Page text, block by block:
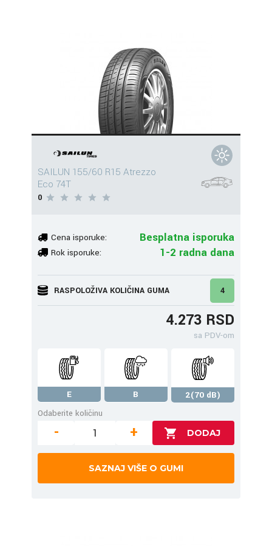
SAILUN 155/60 R15 Atrezzo
Eco 74T
0
Cena isporuke: Besplatna isporuka
Rok isporuke: 1-2 radna dana
RASPOLOŽIVA KOLIČINA GUMA 4
4.273 RSD
sa PDV-om
E B
2(70 dB)
Odaberite količinu
- +
SAZNAJ VIŠE O GUMI